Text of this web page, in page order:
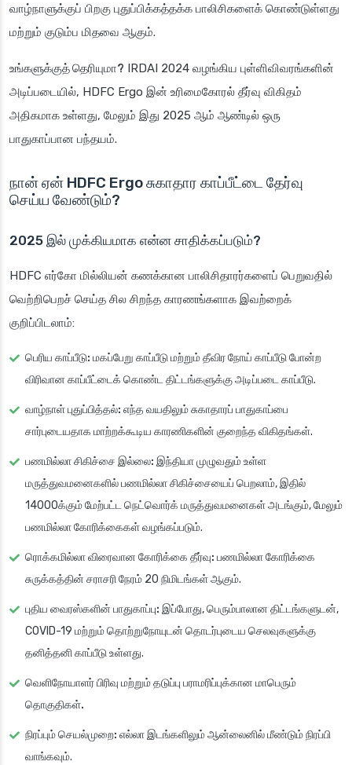
வாழ்நாளுக்குப் பிறகு புதுப்பிக்கத்தக்க பாலிசிகளைக் கொண்டுள்ளது
மற்றும் குடும்ப மிதவை ஆகும்.
உங்களுக்குத் தெரியுமா? IRDAI 2024 வழங்கிய புள்ளிவிவரங்களின்
அடிப்படையில், HDFC Ergo இன் உரிமைகோரல் தீர்வு விகிதம்
அதிகமாக உள்ளது, மேலும் இது 2025 ஆம் ஆண்டில் ஒரு
பாதுகாப்பான பந்தயம்.
நான் ஏன் HDFC Ergo சுகாதார காப்பீட்டை தேர்வு
செய்ய வேண்டும்?
2025 இல் முக்கியமாக என்ன சாதிக்கப்படும்?
HDFC எர்கோ மில்லியன் கணக்கான பாலிசிதாரர்களைப் பெறுவதில்
வெற்றிபெறச் செய்த சில சிறந்த காரணங்களாக இவற்றைக்
குறிப்பிடலாம்:
பெரிய காப்பீடு: மகப்பேறு காப்பீடு மற்றும் தீவிர நோய் காப்பீடு போன்ற
விரிவான காப்பீட்டைக் கொண்ட திட்டங்களுக்கு அடிப்படை காப்பீடு.
வாழ்நாள் புதுப்பித்தல்: எந்த வயதிலும் சுகாதாரப் பாதுகாப்பை
சார்புடையதாக மாற்றக்கூடிய காரணிகளின் குறைந்த விகிதங்கள்.
பணமில்லா சிகிச்சை இல்லை: இந்தியா முழுவதும் உள்ள
மருத்துவமனைகளில் பணமில்லா சிகிச்சையைப் பெறலாம், இதில்
14000க்கும் மேற்பட்ட நெட்வொர்க் மருத்துவமனைகள் அடங்கும், மேலும்
பணமில்லா கோரிக்கைகள் வழங்கப்படும்.
ரொக்கமில்லா விரைவான கோரிக்கை தீர்வு: பணமில்லா கோரிக்கை
சுருக்கத்தின் சராசரி நேரம் 20 நிமிடங்கள் ஆகும்.
புதிய வைரஸ்களின் பாதுகாப்பு: இப்போது, பெரும்பாலான திட்டங்களுடன்,
COVID-19 மற்றும் தொற்றுநோயுடன் தொடர்புடைய செலவுகளுக்கு
தனித்தனி காப்பீடு உள்ளது.
வெளிநோயாளர் பிரிவு மற்றும் தடுப்பு பராமரிப்புக்கான மாபெரும்
தொகுதிகள்.
நிரப்பும் செயல்முறை: எல்லா இடங்களிலும் ஆன்லைனில் மீண்டும் நிரப்பி
வாங்கவும்.